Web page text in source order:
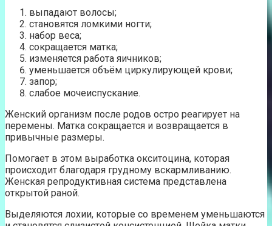
выпадают волосы;
становятся ломкими ногти;
набор веса;
сокращается матка;
изменяется работа яичников;
уменьшается объём циркулирующей крови;
запор;
слабое мочеиспускание.
Женский организм после родов остро реагирует на
перемены. Матка сокращается и возвращается в
привычные размеры.
Помогает в этом выработка окситоцина, которая
происходит благодаря грудному вскармливанию.
Женская репродуктивная система представлена
открытой раной.
Выделяются лохии, которые со временем уменьшаются